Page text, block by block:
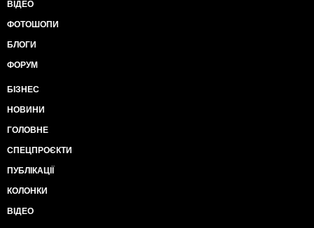
ВІДЕО
ФОТОШОПИ
БЛОГИ
ФОРУМ
БІЗНЕС
НОВИНИ
ГОЛОВНЕ
СПЕЦПРОЄКТИ
ПУБЛІКАЦІЇ
КОЛОНКИ
ВІДЕО